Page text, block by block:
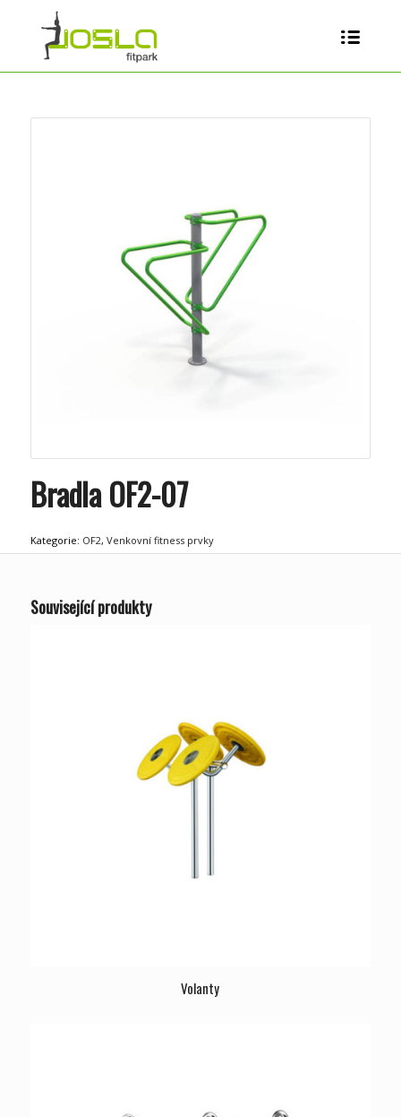
Bradla OF2-07
Kategorie: OF2, Venkovní fitness prvky
Související produkty
Volanty